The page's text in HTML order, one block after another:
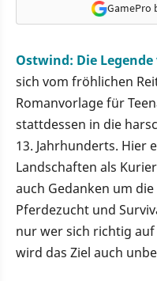
GamePro
Ostwind: Die
sich vom fröhlichen
Romanvorlage für
stattdessen in die
13. Jahrhunderts. Hier
Landschaften als
auch Gedanken um
Pferdezucht und
nur wer sich richtig
wird das Ziel auch